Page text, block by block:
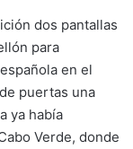
dos pantallas
para
en el
puertas una
ya había
Verde, donde